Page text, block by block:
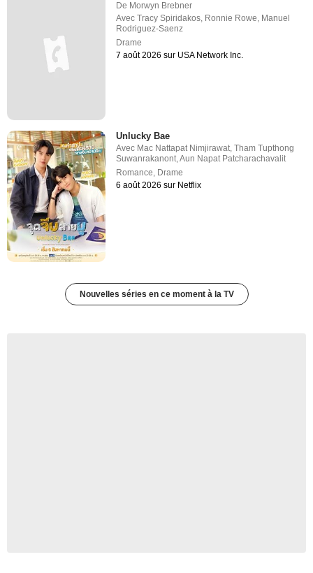
De Morwyn Brebner
AvecTracy Spiridakos, Ronnie Rowe, Manuel
Rodriguez-Saenz
Drame
7 août 2026 sur USA Network Inc.
Unlucky Bae
Avec Mac Nattapat Nimjirawat ,Tham Tupthong
Suwanrakanont ,Aun Napat Patcharachavalit
Romance Drame
6 août 2026 sur Netflix
Nouvelles séries en ce moment à la TV